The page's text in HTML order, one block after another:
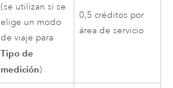
(se utilizan si se
elige un modo
de viaje para
Tipo de
medición)
0,5 créditos por
área de servicio